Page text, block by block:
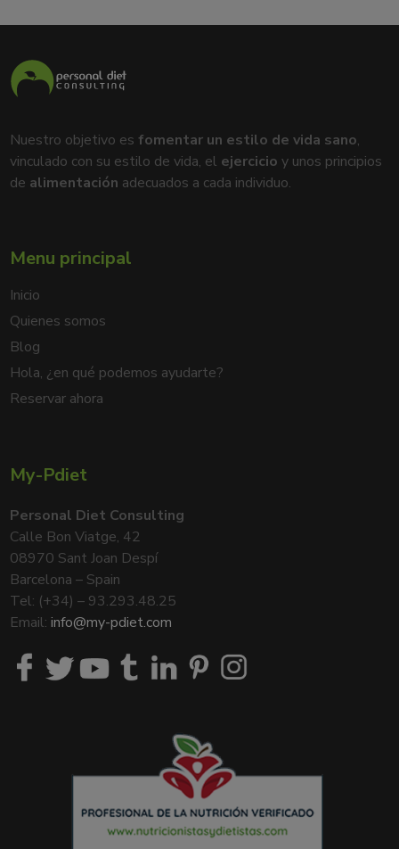
Nuestro objetivo esfomentar un estilo de vida sano,
vinculado con su estilo de vida, el ejercicio y unos principios
de alimentación adecuados a cada individuo.
Menu principal
Inicio
Quienes somos
Blog
Hola, ¿en qué podemos ayudarte?
Reservar ahora
My-Pdiet
Personal Diet Consulting
Calle Bon Viatge, 42
08970 Sant Joan Despí
Barcelona – Spain
Tel: (+34) – 93.293.48.25
Email:info@my-pdiet.com